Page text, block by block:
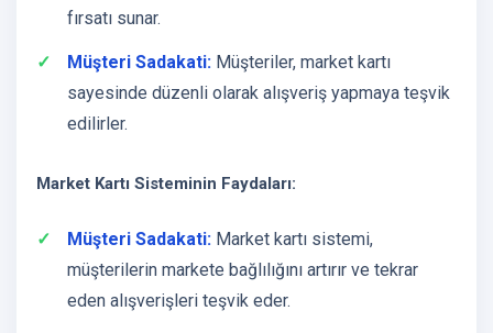
fırsatı sunar.
Müşteri Sadakati: Müşteriler, market kartı
sayesinde düzenli olarak alışveriş yapmaya teşvik
edilirler.
Market Kartı Sisteminin Faydaları:
Müşteri Sadakati: Market kartı sistemi,
müşterilerin markete bağlılığını artırır ve tekrar
eden alışverişleri teşvik eder.